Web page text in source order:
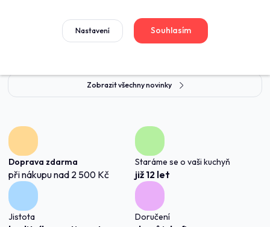
Zobrazit všechny novinky
Doprava zdarma
při nákupu nad 2 500 Kč
Staráme se o vaši kuchyň
již 12 let
Jistota Doručení
Nastavení Souhlasím